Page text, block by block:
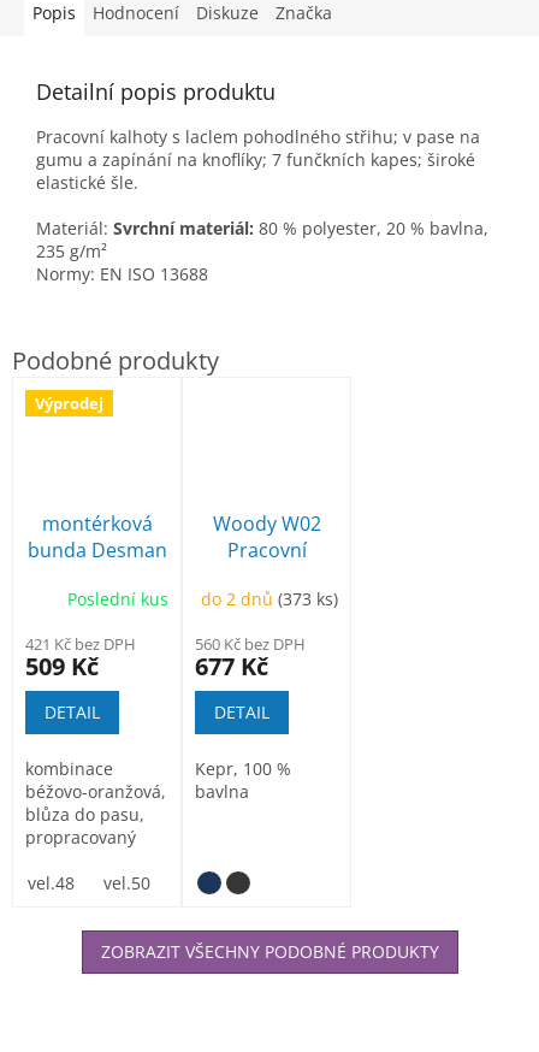
Popis Hodnocení Diskuze Značka
Detailní popis produktu
Pracovní kalhoty s laclem pohodlného střihu; v pase na
gumu a zapínání na knoflíky; 7 funčkních kapes; široké
elastické šle.
Materiál: Svrchní materiál: 80 % polyester, 20 % bavlna,
235 g/m²
Normy: EN ISO 13688
Výprodej
montérková
bunda Desman
Poslední kus
421 Kč bez DPH
509 Kč
DETAIL
kombinace
béžovo-oranžová,
blůza do pasu,
propracovaný
nakládané...
vel.48 vel.50 vel.54
Woody W02
Pracovní
laclem pánské
do 2 dnů(373 ks)
560 Kč bez DPH
677 Kč
DETAIL
Kepr, 100 %
bavlna
ZOBRAZIT VŠECHNY PODOBNÉ PRODUKTY